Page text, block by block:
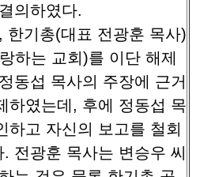
의하였다.
한기총(대표 전광훈 목사)
하는 교회)를 이단 해제
동섭 목사의 주장에 근거
하였는데, 후에 정동섭 목
하고 자신의 보고를 철회
전광훈 목사는 변승우 씨